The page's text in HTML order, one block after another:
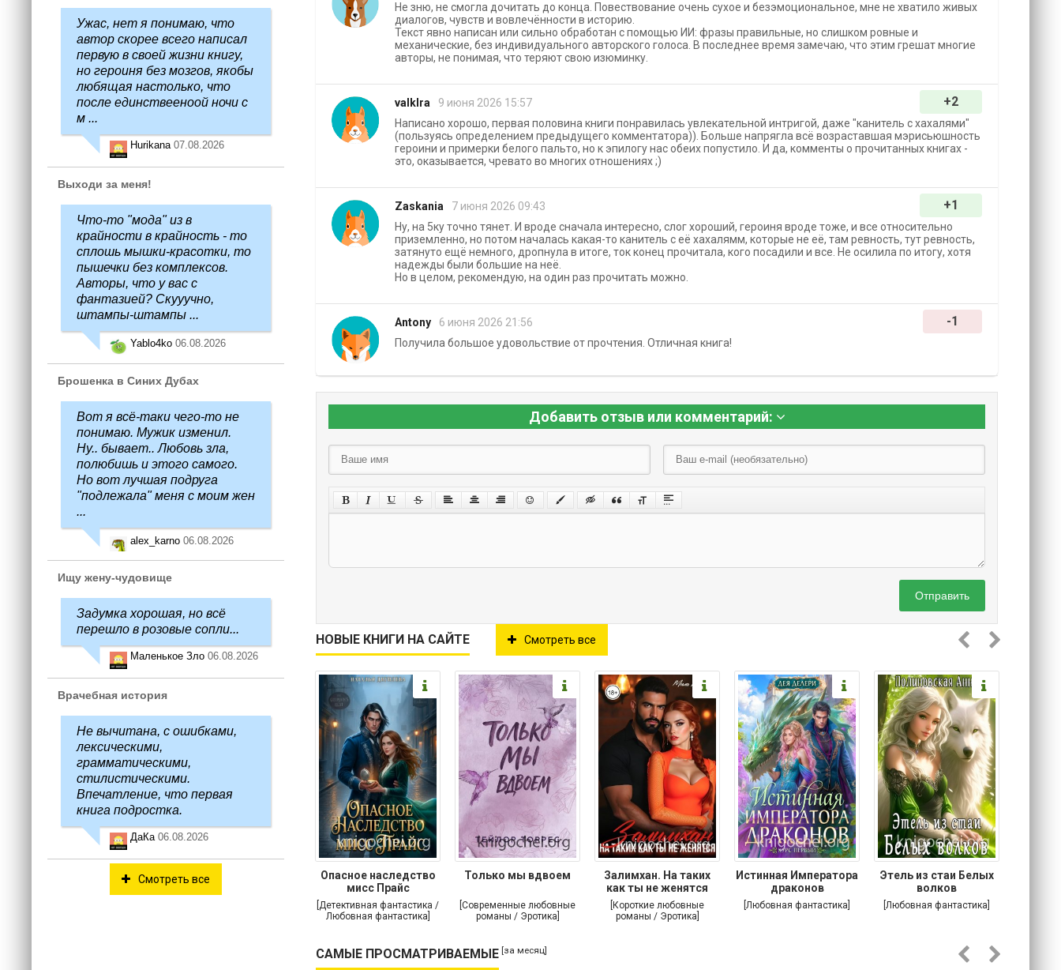
Не зню, не смогла дочитать до конца. Повествование очень сухое и безэмоциональное, мне не хватило живых
диалогов, чувств и вовлечённости в историю.
Текст явно написан или сильно обработан с помощью ИИ: фразы правильные, но слишком ровные и
механические, без индивидуального авторского голоса. В последнее время замечаю, что этим грешат многие
авторы, не понимая, что теряют свою изюминку.
valkIra 9 июня 2026 15:57 +2
Написано хорошо, первая половина книги понравилась увлекательной интригой, даже "канитель с хахалями"
(пользуясь определением предыдущего комментатора)). Больше напрягла всё возраставшая мэрисьюшность
героини и примерки белого пальто, но к эпилогу нас обеих попустило. И да, комменты о прочитанных книгах -
это, оказывается, чревато во многих отношениях ;)
Zaskania 7 июня 2026 09:43 +1
Ну, на 5ку точно тянет. И вроде сначала интересно, слог хороший, героиня вроде тоже, и все относительно
приземленно, но потом началась какая-то канитель с её хахалямм, которые не её, там ревность, тут ревность,
затянуто ещё немного, дропнула в итоге, ток конец прочитала, кого посадили и все. Не осилила по итогу, хотя
надежды были большие на неё.
Но в целом, рекомендую, на один раз прочитать можно.
Antony 6 июня 2026 21:56 -1
Получила большое удовольствие от прочтения. Отличная книга!
Добавить отзыв или комментарий:
Отправить
НОВЫЕ КНИГИ НА САЙТЕ Смотреть все
Опасное наследство
мисс Прайс
[Детективная фантастика /
Любовная фантастика]
Только мы вдвоем
[Современные любовные
романы / Эротика]
Залимхан. На таких
как ты не женятся
[Короткие любовные
романы / Эротика]
Истинная Императора
драконов
[Любовная фантастика]
Этель из стаи Белых
волков
[Любовная фантастика]
САМЫЕ ПРОСМАТРИВАЕМЫЕ [за месяц]
Ужас, нет я понимаю, что
автор скорее всего написал
первую в своей жизни книгу,
но героиня без мозгов, якобы
любящая настолько, что
после единствееноой ночи с
м ...
Hurikana 07.08.2026
Выходи за меня!
Что-то "мода" из в
крайности в крайность - то
сплошь мышки-красотки, то
пышечки без комплексов.
Авторы, что у вас с
фантазией? Скууучно,
штампы-штампы ...
Yablo4ko 06.08.2026
Брошенка в Синих Дубах
Вот я всё-таки чего-то не
понимаю. Мужик изменил.
Ну.. бывает.. Любовь зла,
полюбишь и этого самого.
Но вот лучшая подруга
"подлежала" меня с моим жен
...
alex_karno 06.08.2026
Ищу жену-чудовище
Задумка хорошая, но всё
перешло в розовые сопли...
Маленькое Зло 06.08.2026
Врачебная история
Не вычитана, с ошибками,
лексическими,
грамматическими,
стилистическими.
Впечатление, что первая
книга подростка.
ДаКа 06.08.2026
Смотреть все